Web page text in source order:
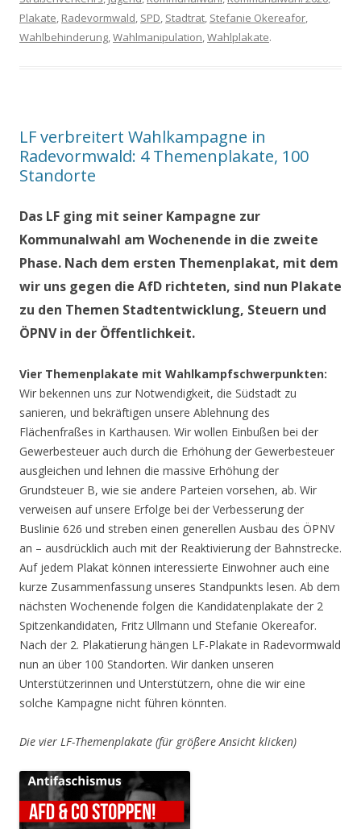
Plakate, Radevormwald, SPD, Stadtrat, Stefanie Okereafor,
Wahlbehinderung,Wahlmanipulation,Wahlplakate.
LF verbreitert Wahlkampagne in
Radevormwald: 4 Themenplakate, 100
Standorte
Das LF ging mit seiner Kampagne zur
Kommunalwahl am Wochenende in die zweite
Phase. Nach dem ersten Themenplakat, mit dem
wir uns gegen die AfD richteten, sind nun Plakate
zu den Themen Stadtentwicklung, Steuern und
ÖPNV in der Öffentlichkeit.
Vier Themenplakate mit Wahlkampfschwerpunkten:
Wir bekennen uns zur Notwendigkeit, die Südstadt zu
sanieren, und bekräftigen unsere Ablehnung des
Flächenfraßes in Karthausen. Wir wollen Einbußen bei der
Gewerbesteuer auch durch die Erhöhung der Gewerbesteuer
ausgleichen und lehnen die massive Erhöhung der
Grundsteuer B, wie sie andere Parteien vorsehen, ab. Wir
verweisen auf unsere Erfolge bei der Verbesserung der
Buslinie 626 und streben einen generellen Ausbau des ÖPNV
an – ausdrücklich auch mit der Reaktivierung der Bahnstrecke.
Auf jedem Plakat können interessierte Einwohner auch eine
kurze Zusammenfassung unseres Standpunkts lesen. Ab dem
nächsten Wochenende folgen die Kandidatenplakate der 2
Spitzenkandidaten, Fritz Ullmann und Stefanie Okereafor.
Nach der 2. Plakatierung hängen LF-Plakate in Radevormwald
nun an über 100 Standorten. Wir danken unseren
Unterstützerinnen und Unterstützern, ohne die wir eine
solche Kampagne nicht führen könnten.
Die vier LF-Themenplakate (für größere Ansicht klicken)